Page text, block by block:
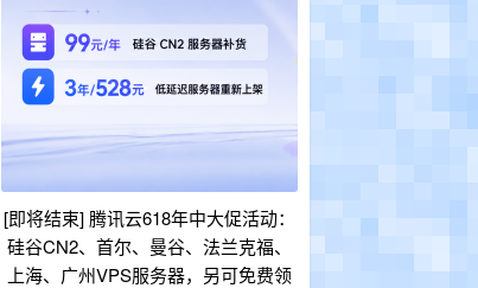
[即将结束] 腾讯云618年中大促活动：
硅谷CN2、首尔、曼谷、法兰克福、
上海、广州VPS服务器，另可免费领